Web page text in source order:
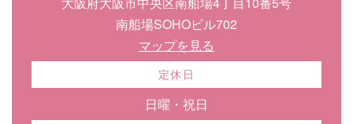
南船場SOHOビル702
マップを見る
定休日
日曜・祝日